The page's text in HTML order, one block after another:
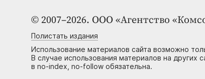
© 2007–2026. ООО «Агентство
Полистать издания
Использование материалов сайта возможно
В случае использования материалов на других
в no-index, no-follow обязательна.